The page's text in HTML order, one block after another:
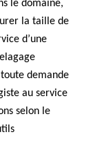
le domaine,
la taille de
d’une
demande
au service
selon le